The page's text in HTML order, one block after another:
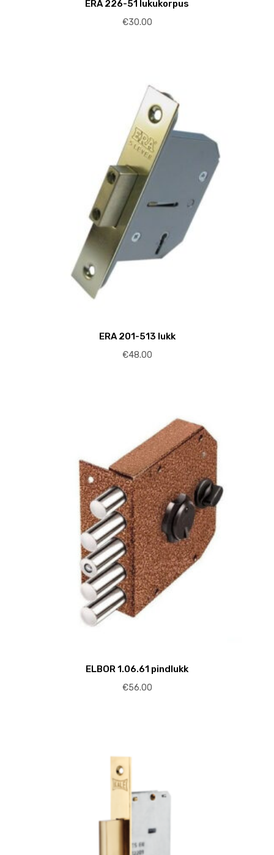
ERA 226-51 lukukorpus
€30.00
ERA 201-513 lukk
€48.00
ELBOR 1.06.61 pindlukk
€56.00